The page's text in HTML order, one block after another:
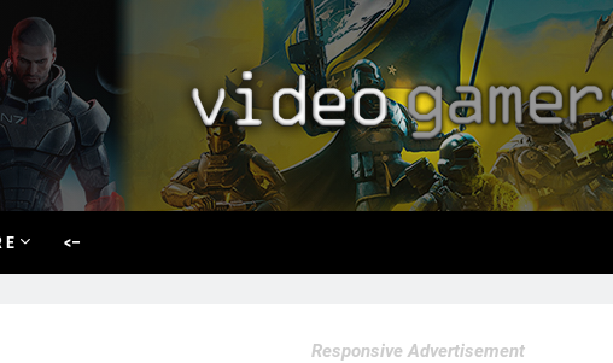
E <–
Responsive Advertisement